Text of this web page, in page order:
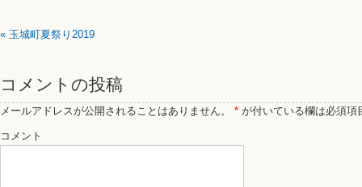
« 玉城町夏祭り2019
コメントの投稿
メールアドレスが公開されることはありません。 * が付いている欄は必須項
コメント